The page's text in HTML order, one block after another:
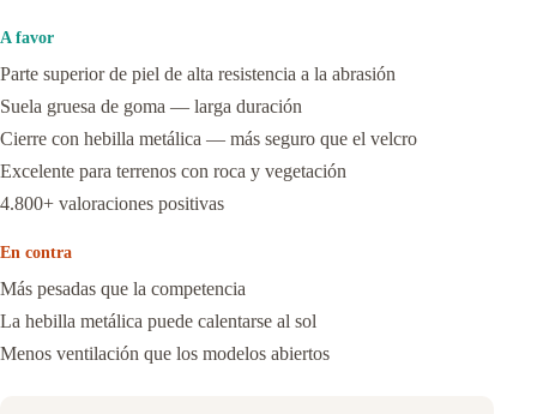
A favor
Parte superior de piel de alta resistencia a la abrasión
Suela gruesa de goma — larga duración
Cierre con hebilla metálica — más seguro que el velcro
Excelente para terrenos con roca y vegetación
4.800+ valoraciones positivas
En contra
Más pesadas que la competencia
La hebilla metálica puede calentarse al sol
Menos ventilación que los modelos abiertos